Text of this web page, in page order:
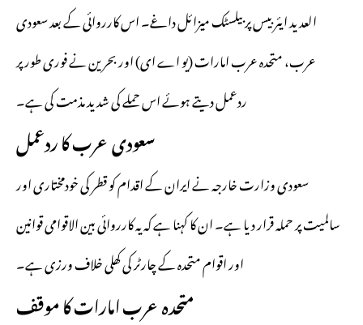
العدید ایئربیس پر بیلسٹک میزائل داغے۔ اس کارروائی کے بعد سعودی
عرب، متحدہ عرب امارات (یو اے ای) اور بحرین نے فوری طور پر
ردعمل دیتے ہوئے اس حملے کی شدید مذمت کی ہے۔
سعودی عرب کا ردعمل
سعودی وزارت خارجہ نے ایران کے اقدام کو قطر کی خودمختاری اور
سالمیت پر حملہ قرار دیا ہے۔ ان کا کہنا ہے کہ یہ کارروائی بین الاقوامی قوانین
اور اقوام متحدہ کے چارٹر کی کھلی خلاف ورزی ہے۔
متحدہ عرب امارات کا موقف